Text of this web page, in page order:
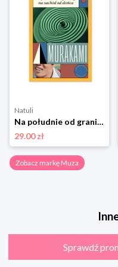
Natuli
Na południe od granicy, na zachód od słońca Muza
29.00 zł
Zobacz markę Muza
Sprawdź